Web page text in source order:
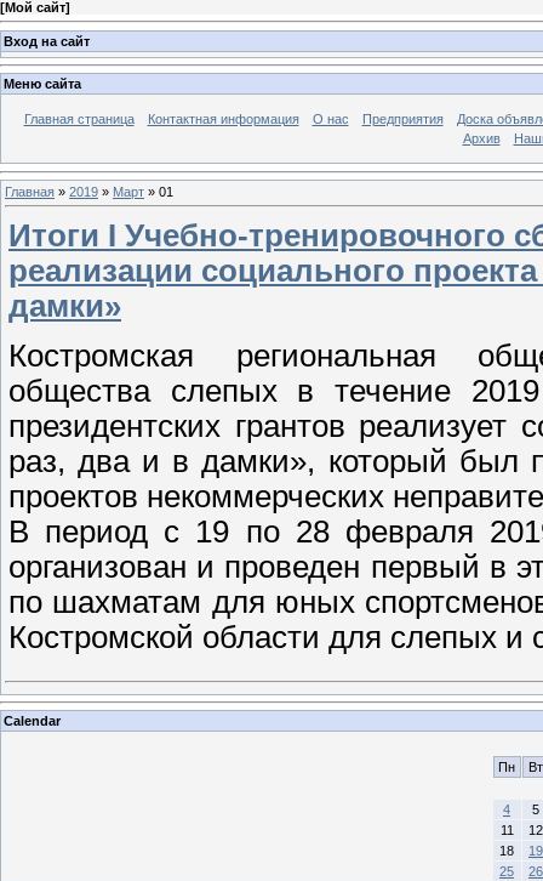
[Мой сайт]
Вход на сайт
Меню сайта
Главная страница Контактная информация О нас Предприятия
Доска
Архив
Главная » 2019 » Март » 01
Итоги I Учебно-тренировочного
реализации социального
дамки»
Костромская региональная
общества слепых в течение
президентских грантов
раз, два и в дамки», который был
проектов некоммерческих
В период с 19 по 28 февраля
организован и проведен первый в
по шахматам для юных
Костромской области для слепых и
Calendar
Пн Вт
4
5
11
12
18
19
25
26